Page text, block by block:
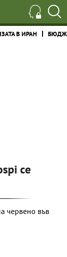
В ИРАН
се
червено във